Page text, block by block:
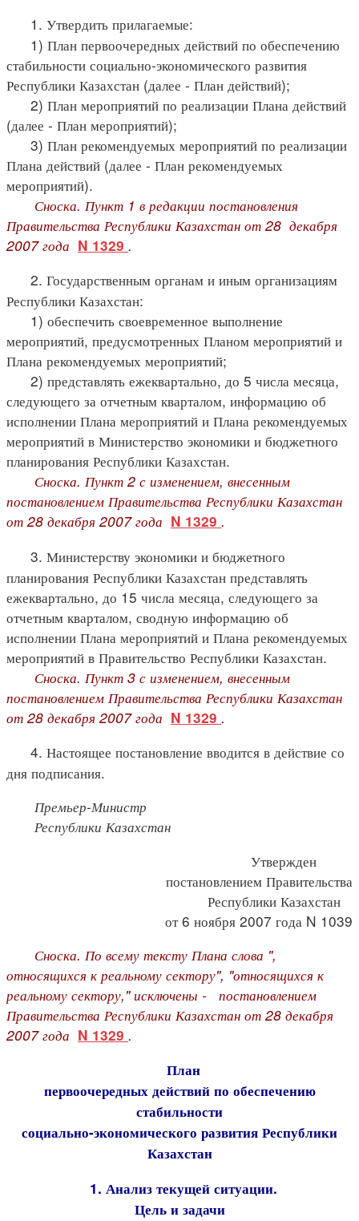
1. Утвердить прилагаемые:
1) План первоочередных действий по обеспечению
стабильности социально-экономического развития
Республики Казахстан (далее - План действий);
2) План мероприятий по реализации Плана действий
(далее - План мероприятий);
3) План рекомендуемых мероприятий по реализации
Плана действий (далее - План рекомендуемых
мероприятий).
Сноска. Пункт 1 в редакции постановления
Правительства Республики Казахстан от 28 декабря
2007 года N 1329 .
2. Государственным органам и иным организациям
Республики Казахстан:
1) обеспечить своевременное выполнение
мероприятий, предусмотренных Планом мероприятий и
Плана рекомендуемых мероприятий;
2) представлять ежеквартально, до 5 числа месяца,
следующего за отчетным кварталом, информацию об
исполнении Плана мероприятий и Плана рекомендуемых
мероприятий в Министерство экономики и бюджетного
планирования Республики Казахстан.
Сноска. Пункт 2 с изменением, внесенным
постановлением Правительства Республики Казахстан
от 28 декабря 2007 года N 1329 .
3. Министерству экономики и бюджетного
планирования Республики Казахстан представлять
ежеквартально, до 15 числа месяца, следующего за
отчетным кварталом, сводную информацию об
исполнении Плана мероприятий и Плана рекомендуемых
мероприятий в Правительство Республики Казахстан.
Сноска. Пункт 3 с изменением, внесенным
постановлением Правительства Республики Казахстан
от 28 декабря 2007 года N 1329 .
4. Настоящее постановление вводится в действие со
дня подписания.
Премьер-Министр
Республики Казахстан
Утвержден
постановлением Правительства
Республики Казахстан
от 6 ноября 2007 года N 1039
Сноска. По всему тексту Плана слова ",
относящихся к реальному сектору", "относящихся к
реальному сектору," исключены -
постановлением
Правительства Республики Казахстан от 28 декабря
2007 года N 1329 .
План
первоочередных действий по обеспечению
стабильности
социально-экономического развития Республики
Казахстан
1. Анализ текущей ситуации.
Цель и задачи